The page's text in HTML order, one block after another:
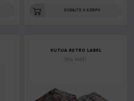
DODAJTE U KORPU
KUTIJA RETRO LABEL
Šifra: 48651